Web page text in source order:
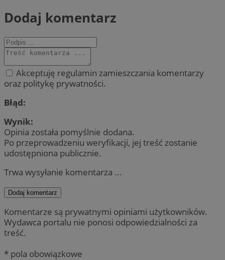
Dodaj komentarz
Akceptuję regulamin zamieszczania komentarzy
oraz politykę prywatności.
Błąd:
Wynik:
Opinia została pomyślnie dodana.
Po przeprowadzeniu weryfikacji, jej treść zostanie
udostępniona publicznie.
Trwa wysyłanie komentarza ...
Dodaj komentarz
Komentarze są prywatnymi opiniami użytkowników.
Wydawca portalu nie ponosi odpowiedzialności za
treść.
* pola obowiązkowe